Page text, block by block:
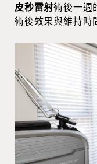
皮秒雷射術後一週
術後效果與維持時